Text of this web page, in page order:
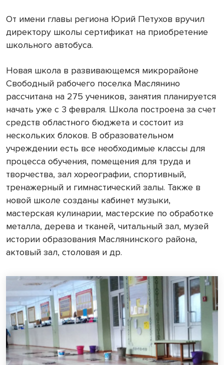
От имени главы региона Юрий Петухов вручил
директору школы сертификат на приобретение
школьного автобуса.
Новая школа в развивающемся микрорайоне
Свободный рабочего поселка Маслянино
рассчитана на 275 учеников, занятия планируется
начать уже с 3 февраля. Школа построена за счет
средств областного бюджета и состоит из
нескольких блоков. В образовательном
учреждении есть все необходимые классы для
процесса обучения, помещения для труда и
творчества, зал хореографии, спортивный,
тренажерный и гимнастический залы. Также в
новой школе созданы кабинет музыки,
мастерская кулинарии, мастерские по обработке
металла, дерева и тканей, читальный зал, музей
истории образования Маслянинского района,
актовый зал, столовая и др.